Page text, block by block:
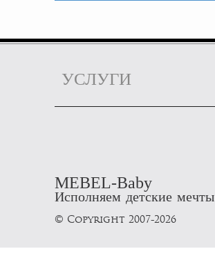
УСЛУГИ
MEBEL-Baby
Исполняем детские мечты
© Copyright 2007-2026